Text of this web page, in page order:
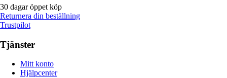
30 dagar öppet köp
Returnera din beställning
Trustpilot
Tjänster
Mitt konto
Hjälpcenter